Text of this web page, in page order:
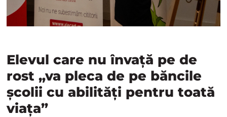
Elevul care nu învață pe de
rost „va pleca de pe băncile
școlii cu abilități pentru toată
viața”